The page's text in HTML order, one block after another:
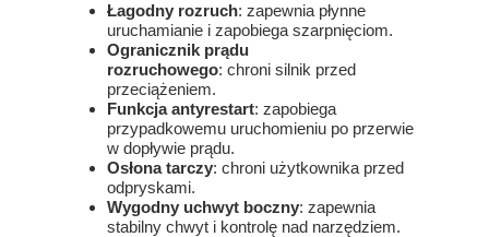
Łagodny rozruch: zapewnia płynne
uruchamianie i zapobiega szarpnięciom.
Ogranicznik prądu
rozruchowego: chroni silnik przed
przeciążeniem.
Funkcja antyrestart: zapobiega
przypadkowemu uruchomieniu po przerwie
w dopływie prądu.
Osłona tarczy: chroni użytkownika przed
odpryskami.
Wygodny uchwyt boczny: zapewnia
stabilny chwyt i kontrolę nad narzędziem.